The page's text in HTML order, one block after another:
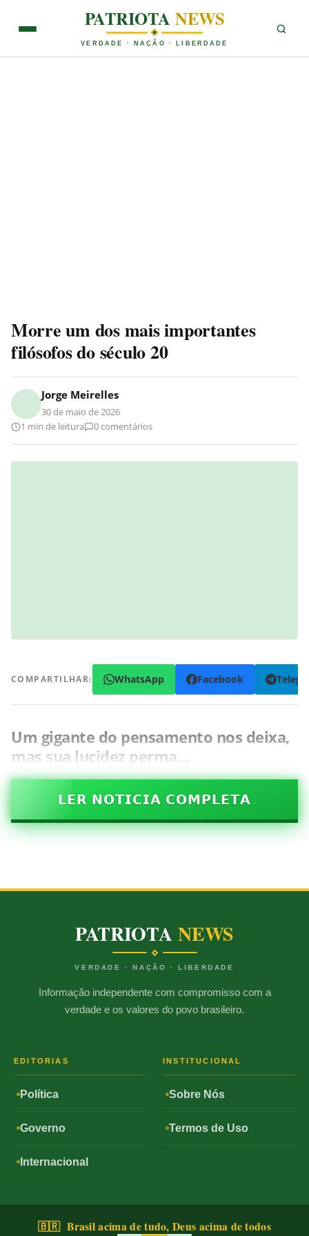
PATRIOTANEWS
VERDADE · NAÇÃO · LIBERDADE
Morre um dos mais importantes
filósofos do século 20
Jorge Meirelles
30 de maio de 2026
1 min de leitura
0 comentários
COMPARTILHAR: WhatsApp Facebook
Um gigante do pensamento nos deixa,
mas sua lucidez perma…
𝗟𝗘𝗥 𝗡𝗢𝗧𝗜𝗖𝗜𝗔 𝗖𝗢𝗠𝗣𝗟𝗘𝗧𝗔
PATRIOTANEWS
VERDADE · NAÇÃO · LIBERDADE
Informação independente com compromisso com a
verdade e os valores do povo brasileiro.
EDITORIAS
Política
Governo
Internacional
INSTITUCIONAL
Sobre Nós
Termos de Uso
🇧🇷 Brasil acima de tudo, Deus acima de todos